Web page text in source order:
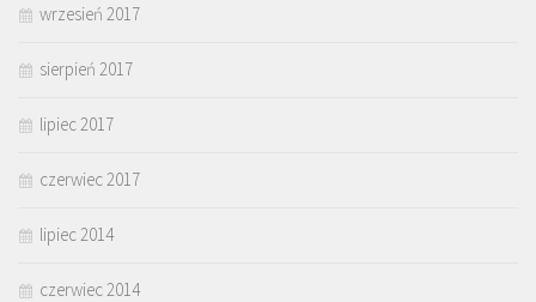
wrzesień 2017
sierpień 2017
lipiec 2017
czerwiec 2017
lipiec 2014
czerwiec 2014